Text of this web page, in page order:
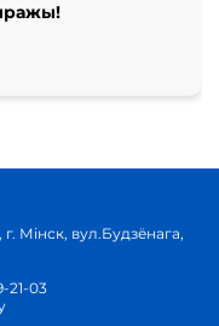
Мінск, вул.Будзёнага,
21-03